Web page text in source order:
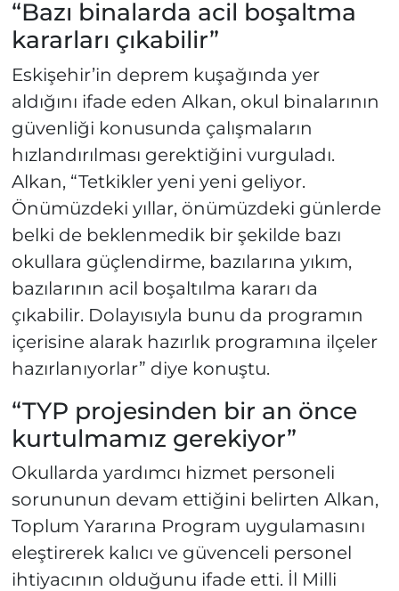
“Bazı binalarda acil boşaltma
kararları çıkabilir”
Eskişehir’in deprem kuşağında yer
aldığını ifade eden Alkan, okul binalarının
güvenliği konusunda çalışmaların
hızlandırılması gerektiğini vurguladı.
Alkan, “Tetkikler yeni yeni geliyor.
Önümüzdeki yıllar, önümüzdeki günlerde
belki de beklenmedik bir şekilde bazı
okullara güçlendirme, bazılarına yıkım,
bazılarının acil boşaltılma kararı da
çıkabilir. Dolayısıyla bunu da programın
içerisine alarak hazırlık programına ilçeler
hazırlanıyorlar” diye konuştu.
“TYP projesinden bir an önce
kurtulmamız gerekiyor”
Okullarda yardımcı hizmet personeli
sorununun devam ettiğini belirten Alkan,
Toplum Yararına Program uygulamasını
eleştirerek kalıcı ve güvenceli personel
ihtiyacının olduğunu ifade etti. İl Milli